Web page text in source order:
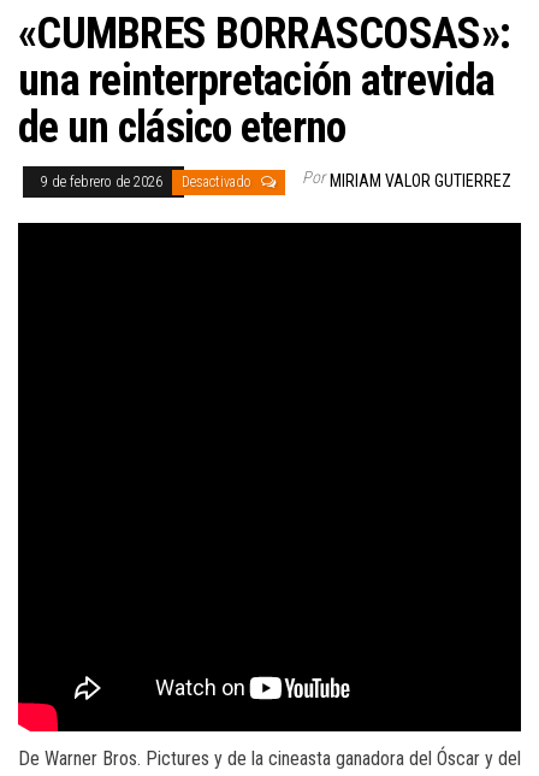
«CUMBRES BORRASCOSAS»:
una reinterpretación atrevida
de un clásico eterno
9 de febrero de 2026 Desactivado Por MIRIAM VALOR GUTIERREZ
De Warner Bros. Pictures y de la cineasta ganadora del Óscar y del